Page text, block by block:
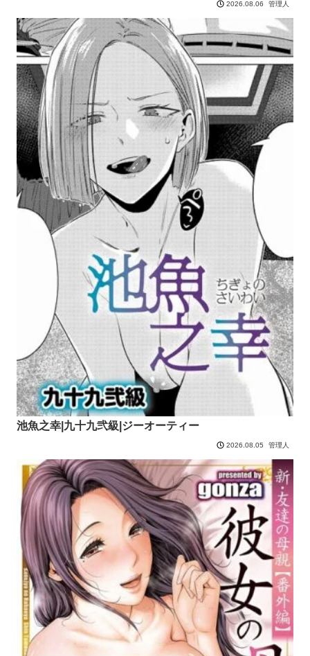
2026.08.06 管理人
池魚之幸|九十九弐級|ジーオーティー
2026.08.05 管理人